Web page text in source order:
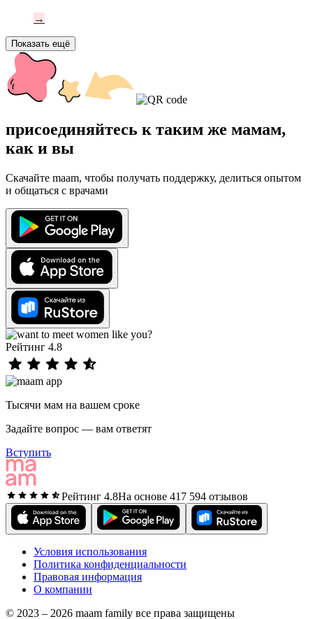
→
Показать ещё
присоединяйтесь к таким же мамам,
как и вы
Скачайте maam, чтобы получать поддержку, делиться опытом
и общаться с врачами
Рейтинг 4.8
Тысячи мам на вашем сроке
Задайте вопрос — вам ответят
Вступить
Рейтинг 4.8На основе 417 594 отзывов
Условия использования
Политика конфиденциальности
Правовая информация
О компании
© 2023 – 2026 maam family все права защищены